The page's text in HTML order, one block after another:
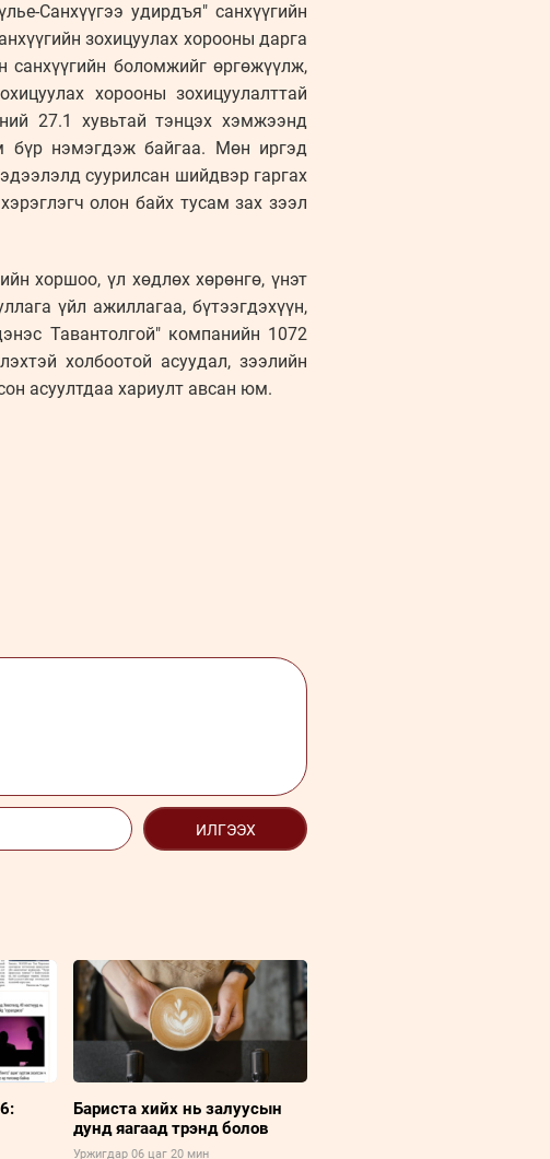
Санхүүгээ удирдъя" санхүүгийн
зохицуулах хорооны дарга
боломжийг өргөжүүлж,
хорооны зохицуулалттай
27.1 хувьтай тэнцэх хэмжээнд
бүр нэмэгдэж байгаа. Мөн иргэд
суурилсан шийдвэр гаргах
олон байх тусам зах зээл
хоршоо, үл хөдлөх хөрөнгө, үнэт
үйл ажиллагаа, бүтээгдэхүүн,
Тавантолгой" компанийн 1072
холбоотой асуудал, зээлийн
асуултдаа хариулт авсан юм.
ИЛГЭЭХ
Бариста хийх нь залуусын
дунд яагаад трэнд болов
Уржигдар 06 цаг 20 мин